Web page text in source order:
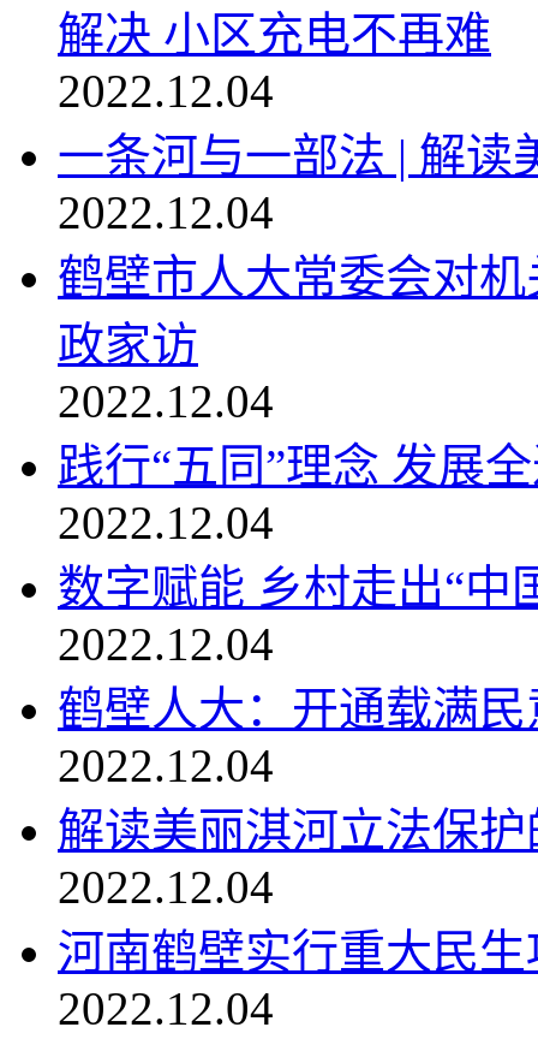
解决 小区充电不再难
2022.12.04
一条河与一部法 | 解读
2022.12.04
鹤壁市人大常委会对
政家访
2022.12.04
践行“五同”理念 发展
2022.12.04
数字赋能 乡村走出“中
2022.12.04
鹤壁人大：开通载满民
2022.12.04
解读美丽淇河立法保护
2022.12.04
河南鹤壁实行重大民
2022.12.04